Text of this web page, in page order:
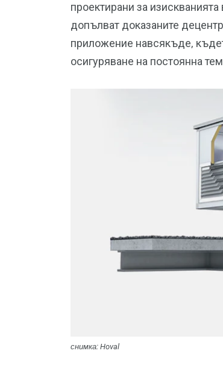
проектирани за
допълват доказаните
приложение навсякъде,
осигуряване на постоянна
снимка: Hoval